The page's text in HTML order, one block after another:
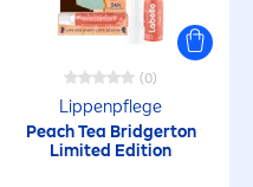
(0)
Lippenpflege
Peach Tea Bridgerton
Limited Edition